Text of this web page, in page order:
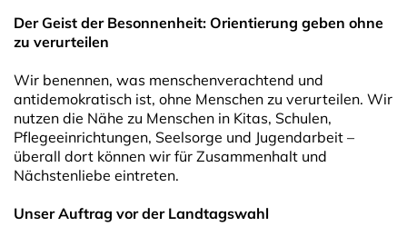
Der Geist der Besonnenheit: Orientierung geben ohne
zu verurteilen
Wir benennen, was menschenverachtend und
antidemokratisch ist, ohne Menschen zu verurteilen. Wir
nutzen die Nähe zu Menschen in Kitas, Schulen,
Pflegeeinrichtungen, Seelsorge und Jugendarbeit –
überall dort können wir für Zusammenhalt und
Nächstenliebe eintreten.
Unser Auftrag vor der Landtagswahl